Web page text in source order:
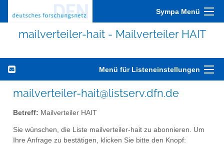
Sympa Menü
mailverteiler-hait - Mailverteiler HAIT
Menü für Listeneinstellungen
mailverteiler-hait@listserv.dfn.de
Betreff: Mailverteiler HAIT
Sie wünschen, die Liste mailverteiler-hait zu abonnieren. Um
Ihre Anfrage zu bestätigen, klicken Sie bitte den Knopf: